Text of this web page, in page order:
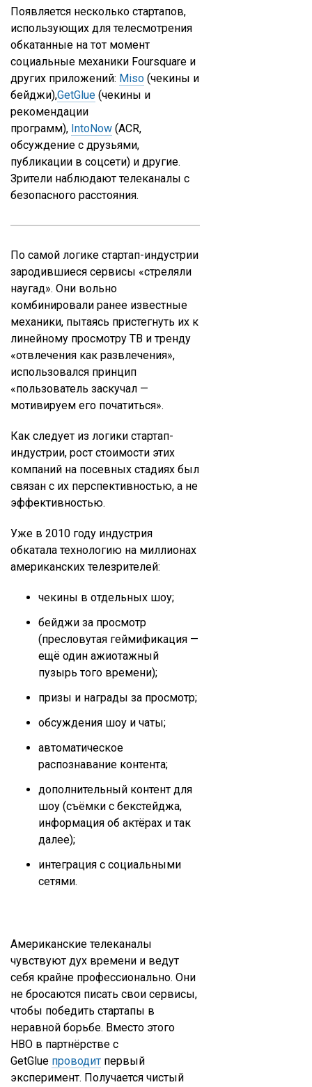
Появляется несколько стартапов,
использующих для телесмотрения
обкатанные на тот момент
социальные механики Foursquare и
других приложений: Miso (чекины и
бейджи),GetGlue (чекины и
рекомендации
программ), IntoNow (ACR,
обсуждение с друзьями,
публикации в соцсети) и другие.
Зрители наблюдают телеканалы с
безопасного расстояния.
По самой логике стартап-индустрии
зародившиеся сервисы «стреляли
наугад». Они вольно
комбинировали ранее известные
механики, пытаясь пристегнуть их к
линейному просмотру ТВ и тренду
«отвлечения как развлечения»,
использовался принцип
«пользователь заскучал —
мотивируем его початиться».
Как следует из логики стартап-
индустрии, рост стоимости этих
компаний на посевных стадиях был
связан с их перспективностью, а не
эффективностью.
Уже в 2010 году индустрия
обкатала технологию на миллионах
американских телезрителей:
чекины в отдельных шоу;
бейджи за просмотр
(пресловутая геймификация —
ещё один ажиотажный
пузырь того времени);
призы и награды за просмотр;
обсуждения шоу и чаты;
автоматическое
распознавание контента;
дополнительный контент для
шоу (съёмки с бекстейджа,
информация об актёрах и так
далее);
интеграция с социальными
сетями.
Американские телеканалы
чувствуют дух времени и ведут
себя крайне профессионально. Они
не бросаются писать свои сервисы,
чтобы победить стартапы в
неравной борьбе. Вместо этого
HBO в партнёрстве с
GetGlue проводит первый
эксперимент. Получается чистый